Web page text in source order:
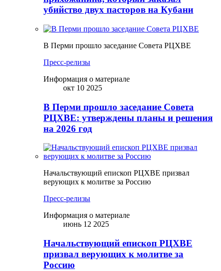
убийство двух пасторов на Кубани
В Перми прошло заседание Совета РЦХВЕ
Пресс-релизы
Информация о материале
окт 10 2025
В Перми прошло заседание Совета
РЦХВЕ: утверждены планы и решения
на 2026 год
Начальствующий епископ РЦХВЕ призвал
верующих к молитве за Россию
Пресс-релизы
Информация о материале
июнь 12 2025
Начальствующий епископ РЦХВЕ
призвал верующих к молитве за
Россию